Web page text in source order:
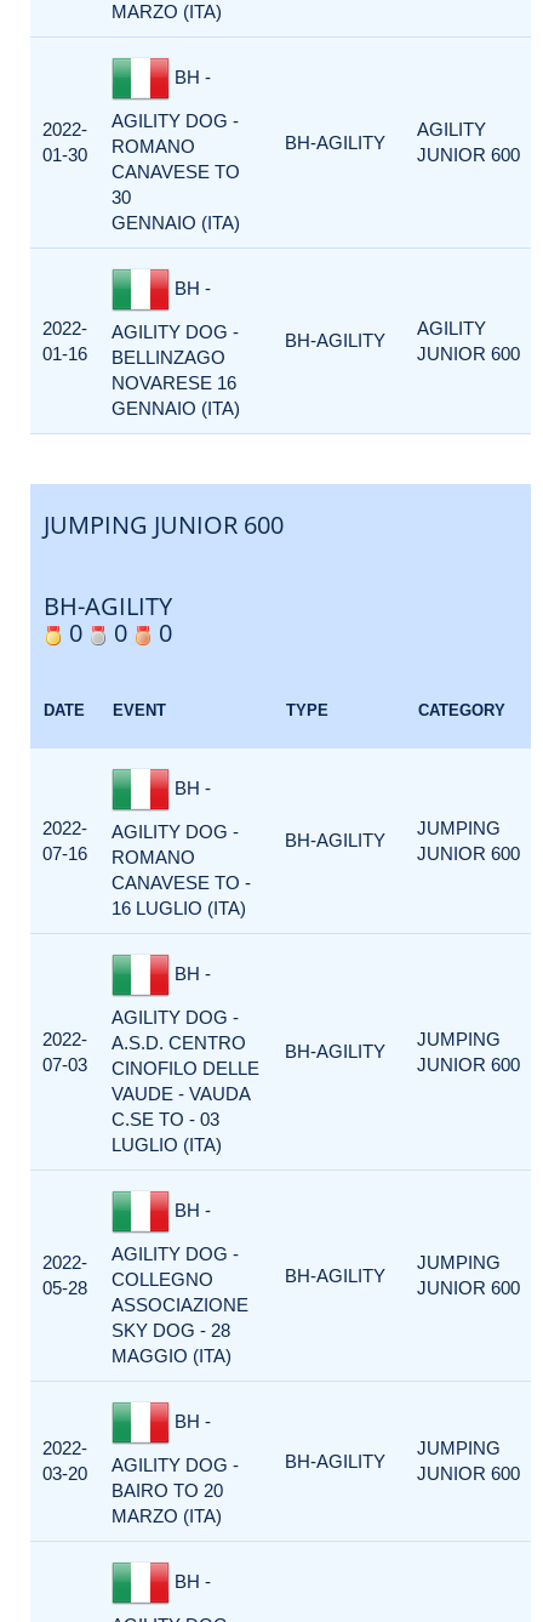
MARZO (ITA)
2022-
01-30
BH -
AGILITY DOG -
ROMANO
CANAVESE TO
30
GENNAIO (ITA)
BH-AGILITY
AGILITY
JUNIOR 600
2022-
01-16
BH -
AGILITY DOG -
BELLINZAGO
NOVARESE 16
GENNAIO (ITA)
BH-AGILITY
AGILITY
JUNIOR 600
JUMPING JUNIOR 600
BH-AGILITY
0
0 0
DATE EVENT TYPE CATEGORY
2022-
07-16
BH -
AGILITY DOG -
ROMANO
CANAVESE TO -
16 LUGLIO (ITA)
BH-AGILITY
JUMPING
JUNIOR 600
2022-
07-03
BH -
AGILITY DOG -
A.S.D. CENTRO
CINOFILO DELLE
VAUDE - VAUDA
C.SE TO - 03
LUGLIO (ITA)
BH-AGILITY
JUMPING
JUNIOR 600
2022-
05-28
BH -
AGILITY DOG -
COLLEGNO
ASSOCIAZIONE
SKY DOG - 28
MAGGIO (ITA)
BH-AGILITY
JUMPING
JUNIOR 600
2022-
03-20
BH -
AGILITY DOG -
BAIRO TO 20
MARZO (ITA)
BH-AGILITY
JUMPING
JUNIOR 600
BH -